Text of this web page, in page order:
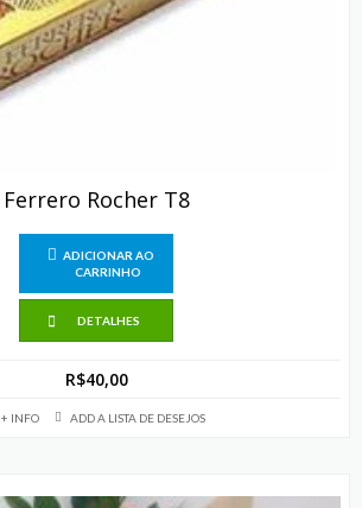
Ferrero Rocher T8
ADICIONAR AO
CARRINHO
DETALHES
R$40,00
+ INFO ADD A LISTA DE DESEJOS